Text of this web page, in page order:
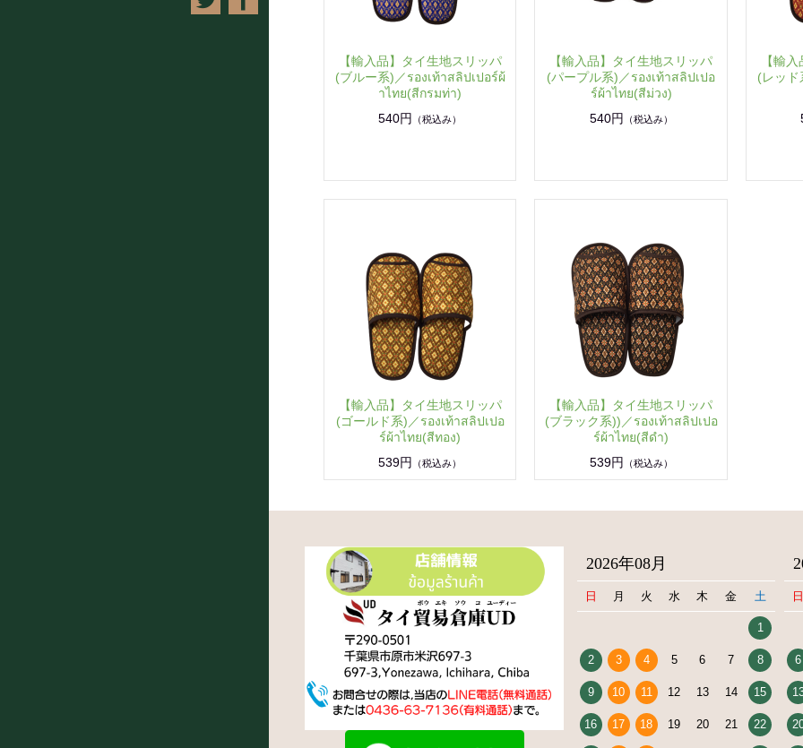
【輸入品】タイ生地スリッパ
(ブルー系)／รองเท้าสลิปเปอร์ผ้
าไทย(สีกรมท่า)
540円
（税込み）
【輸入品】タイ生地スリッパ
(パープル系)／รองเท้าสลิปเปอ
ร์ผ้าไทย(สีม่วง)
540円
（税込み）
【輸
(レッ
【輸入品】タイ生地スリッパ
(ゴールド系)／รองเท้าสลิปเปอ
ร์ผ้าไทย(สีทอง)
539円
（税込み）
【輸入品】タイ生地スリッパ
(ブラック系))／รองเท้าสลิปเปอ
ร์ผ้าไทย(สีดำ)
539円
（税込み）
2026年08月
日 月 火 水 木 金 土
1
2 3 4 5 6 7 8
9 10 11 12 13 14 15
16 17 18 19 20 21 22
日
6